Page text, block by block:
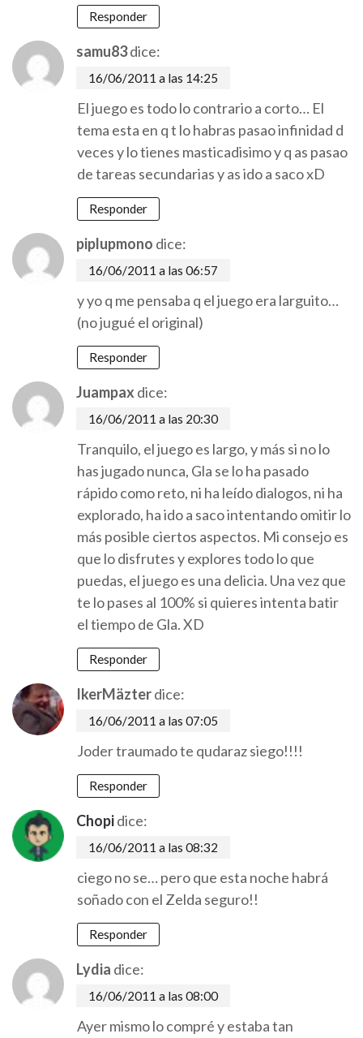
Responder
samu83dice:
16/06/2011 a las 14:25
El juego es todo lo contrario a corto… El
tema esta en q t lo habras pasao infinidad d
veces y lo tienes masticadisimo y q as pasao
de tareas secundarias y as ido a saco xD
Responder
piplupmono dice:
16/06/2011 a las 06:57
y yo q me pensaba q el juego era larguito…
(no jugué el original)
Responder
Juampax dice:
16/06/2011 a las 20:30
Tranquilo, el juego es largo, y más si no lo
has jugado nunca, Gla se lo ha pasado
rápido como reto, ni ha leído dialogos, ni ha
explorado, ha ido a saco intentando omitir lo
más posible ciertos aspectos. Mi consejo es
que lo disfrutes y explores todo lo que
puedas, el juego es una delicia. Una vez que
te lo pases al 100% si quieres intenta batir
el tiempo de Gla. XD
Responder
IkerMäzterdice:
16/06/2011 a las 07:05
Joder traumado te qudaraz siego!!!!
Responder
Chopidice:
16/06/2011 a las 08:32
ciego no se… pero que esta noche habrá
soñado con el Zelda seguro!!
Responder
Lydia dice:
16/06/2011 a las 08:00
Ayer mismo lo compré y estaba tan